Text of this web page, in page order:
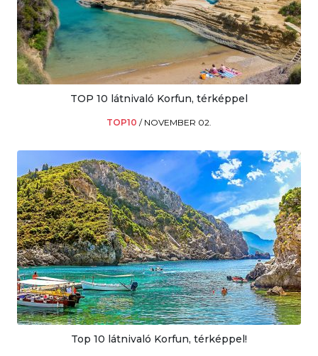
TOP 10 látnivaló Korfun, térképpel
TOP10 / NOVEMBER 02.
Top 10 látnivaló Korfun, térképpel!